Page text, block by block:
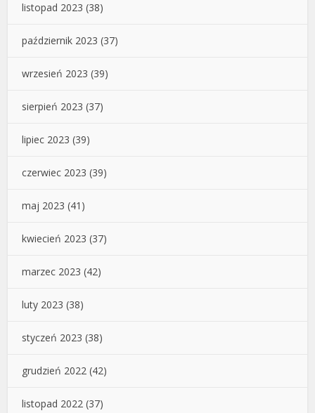
listopad 2023 (38)
październik 2023 (37)
wrzesień 2023 (39)
sierpień 2023 (37)
lipiec 2023 (39)
czerwiec 2023 (39)
maj 2023 (41)
kwiecień 2023 (37)
marzec 2023 (42)
luty 2023 (38)
styczeń 2023 (38)
grudzień 2022 (42)
listopad 2022 (37)